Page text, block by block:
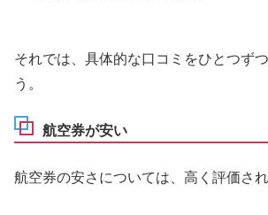
それでは、具体的な口コミをひとつず
う。
航空券が安い
航空券の安さについては、高く評価され